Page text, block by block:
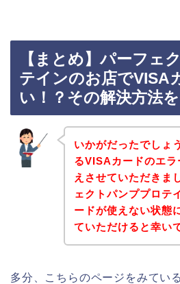
【まとめ】パーフェ
テインのお店でVISA
い！？その解決方法を
いかがだったでしょ
るVISAカードのエ
えさせていただきま
ェクトパンププロテ
ードが使えない状態
ていただけると幸い
多分、こちらのページをみてい